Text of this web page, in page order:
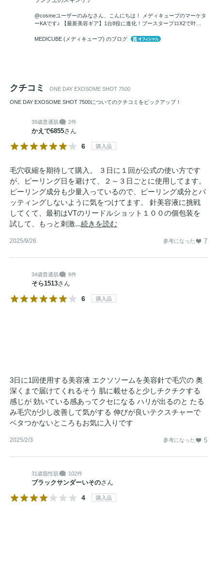
@cosmeユーザーのみなさん、こんにちは！ メディキューブのマーケタ
ーKAです♪ 【最新美容ギア】1台8役に進化！ブースタープロX2で叶…
MEDICUBE (メディキューブ) のブログ
クチコミ ONE DAY EXOSOME SHOT 7500
ONE DAY EXOSOME SHOT 7500についてのクチコミをピックアップ！
39歳普通肌 2件
かえで6855さん
6 購入品
毛穴収縮を期待して購入。 ３日に１回が公式の使い方です
が、ピーリング日を避けて、２～３日ごとに使用してます。
ピーリング成分も少量入っているので、ピーリング成分とバ
ッティングしないように気をつけてます。 針美容液に挑戦
してくて、最初はVTのリードルショット１００の個包装を
試して、もっと刺激...続きを読む
2025/9/26 参考になった 7
34歳普通肌 8件
そら1513さん
6 購入品
3日に1回使用する美容液 エクソソームを美容針で毛穴の 奥
深くまで届けてくれるそう 肌に載せると少しチクチクする
感じが 効いている感あってクセになる ハリが出るのと たる
み毛穴が少し改善して気がする 伸びが良いテクスチャーで
ベタつかないところもお気に入りです
2025/2/3 参考になった 5
31歳脂性肌 102件
ブラックサンダーいそのさん
4 購入品